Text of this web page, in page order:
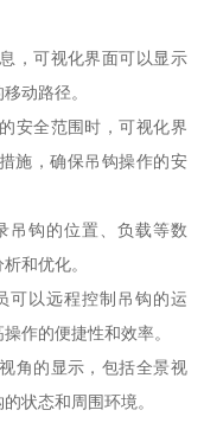
，可视化界面可以显示
动路径。
安全范围时，可视化界
施，确保吊钩操作的安
吊钩的位置、负载等数
和优化。
可以远程控制吊钩的运
作的便捷性和效率。
角的显示，包括全景视
状态和周围环境。